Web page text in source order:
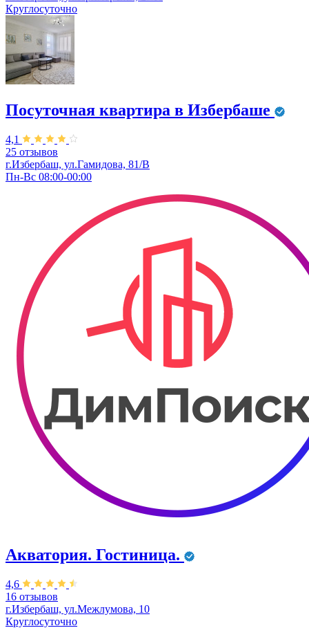
Круглосуточно
Посуточная квартира в Избербаше
4,1
25 отзывов
г.Избербаш, ул.Гамидова, 81/В
Пн-Вс 08:00-00:00
Акватория. Гостиница.
4,6
16 отзывов
г.Избербаш, ул.Межлумова, 10
Круглосуточно